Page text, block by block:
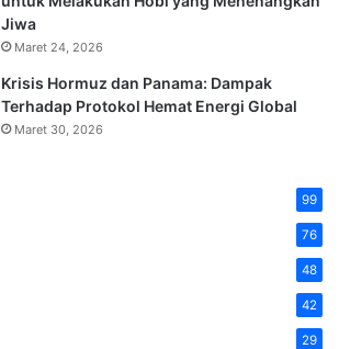
Jiwa
Maret 24, 2026
Krisis Hormuz dan Panama: Dampak
Terhadap Protokol Hemat Energi Global
Maret 30, 2026
99
76
48
42
29